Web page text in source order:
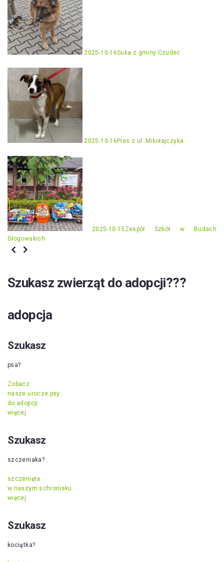
2025-10-16Suka z gminy Czudec
2025-10-16 Pies z ul. Mikołajczyka
2025-10-15 Zespół Szkół w Budach
Głogowskich
Szukasz zwierząt do adopcji???
adopcja
Szukasz
psa?
Zobacz
nasze urocze psy
do adopcji
więcej
Szukasz
szczeniaka?
szczenięta
w naszym schronisku
więcej
Szukasz
kociątka?